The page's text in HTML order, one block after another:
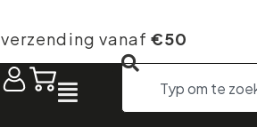
verzending vanaf €50